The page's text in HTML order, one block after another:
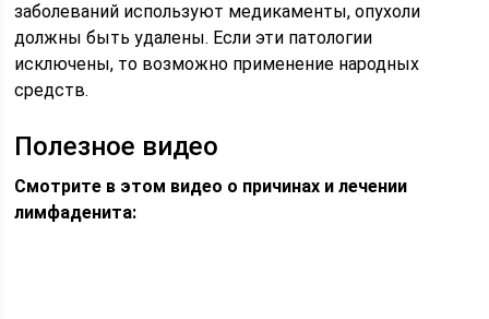
заболеваний используют медикаменты, опухоли
должны быть удалены. Если эти патологии
исключены, то возможно применение народных
средств.
Полезное видео
Смотрите в этом видео о причинах и лечении
лимфаденита: